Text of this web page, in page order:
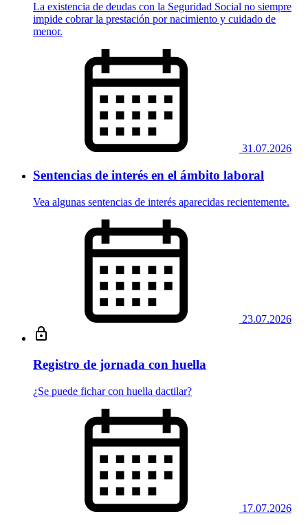
La existencia de deudas con la Seguridad Social no siempre
impide cobrar la prestación por nacimiento y cuidado de
menor.
31.07.2026
Sentencias de interés en el ámbito laboral
Vea algunas sentencias de interés aparecidas recientemente.
23.07.2026
Registro de jornada con huella
¿Se puede fichar con huella dactilar?
17.07.2026